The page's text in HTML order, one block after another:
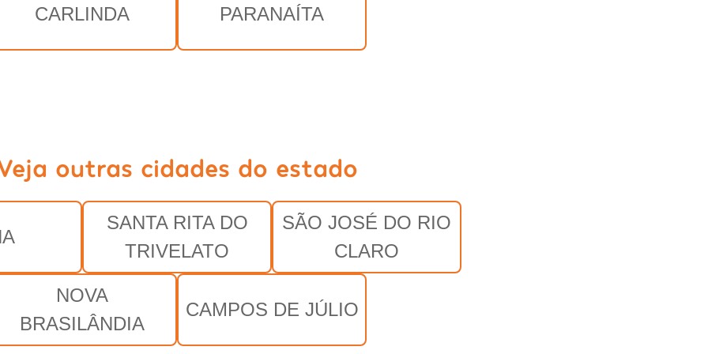
CARLINDA PARANAÍTA
outras cidades do estado
SANTA RITA DO
TRIVELATO
SÃO JOSÉ DO RIO
CLARO
NOVA
BRASILÂNDIA
CAMPOS DE JÚLIO